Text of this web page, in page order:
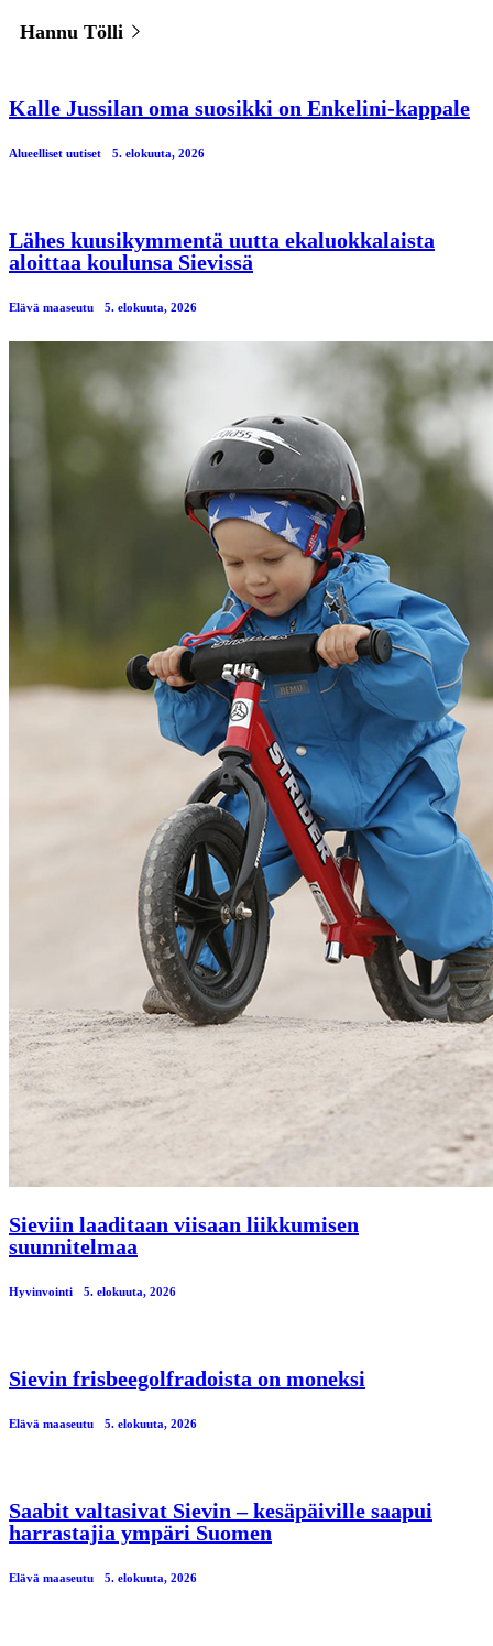
Hannu Tölli
Kalle Jussilan oma suosikki on Enkelini-kappale
Alueelliset uutiset 5. elokuuta, 2026
Lähes kuusikymmentä uutta ekaluokkalaista
aloittaa koulunsa Sievissä
Elävä maaseutu 5. elokuuta, 2026
Sieviin laaditaan viisaan liikkumisen
suunnitelmaa
Hyvinvointi 5. elokuuta, 2026
Sievin frisbeegolfradoista on moneksi
Elävä maaseutu 5. elokuuta, 2026
Saabit valtasivat Sievin – kesäpäiville saapui
harrastajia ympäri Suomen
Elävä maaseutu 5. elokuuta, 2026